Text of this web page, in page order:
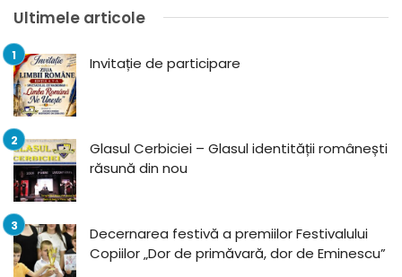
Ultimele articole
Invitație de participare
Glasul Cerbiciei – Glasul identității românești
răsună din nou
Decernarea festivă a premiilor Festivalului
Copiilor „Dor de primăvară, dor de Eminescu”